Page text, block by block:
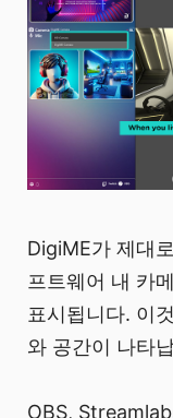
DigiME가 제대
프트웨어 내 카
표시됩니다. 이
와 공간이 나타
OBS,